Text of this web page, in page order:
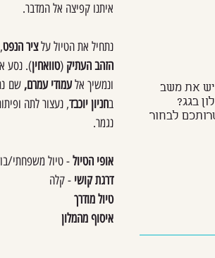
איתנו קפיצה אל המדבר.
נתחיל את הטיול עלציר הנפט
הזהב העתיק (טוואחין). נסע
ונמשיך אלעמודי עמרם, שם
בחניון יוכבד, נעצור לתה
נגמר.
אופי הטיול- טיול משפחתי/
דרגת קושי - קלה
טיול מודרך
איסוף מהמלון
את משב
בגג?
לבחור